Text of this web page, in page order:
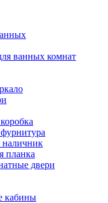
ванных комнат
планка
двери
кабины